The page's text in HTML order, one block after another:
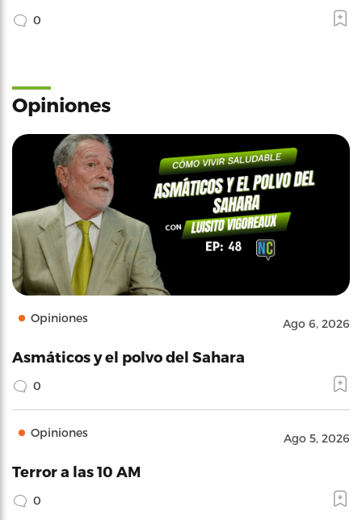
0
Opiniones
Opiniones Ago 6, 2026
Asmáticos y el polvo del Sahara
0
Opiniones Ago 5, 2026
Terror a las 10 AM
0